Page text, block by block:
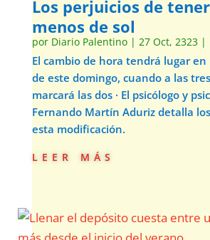
Los perjuicios de
menos de sol
por Diario Palentino| 27 Oct, 2323|
El cambio de hora tendrá lugar
de este domingo, cuando a las
marcará las dos · El psicólogo y
Fernando Martín Aduriz detalla
esta modificación.
leer más